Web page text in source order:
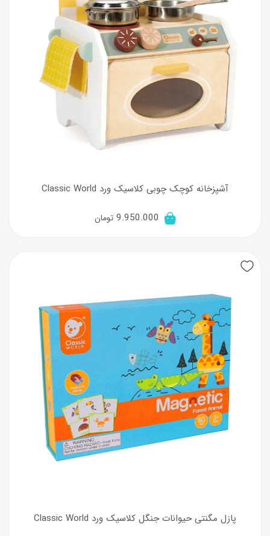
آشپزخانه کوچک چوبی کلاسیک ورد Classic World
9.950.000 تومان
پازل مگنتی حیوانات جنگل کلاسیک ورد Classic World